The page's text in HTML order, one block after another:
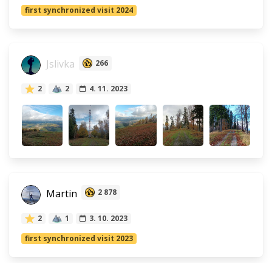
first synchronized visit 2024
Jslivka 266
2 2 4. 11. 2023
Martin 2 878
2 1
3. 10. 2023
first synchronized visit 2023